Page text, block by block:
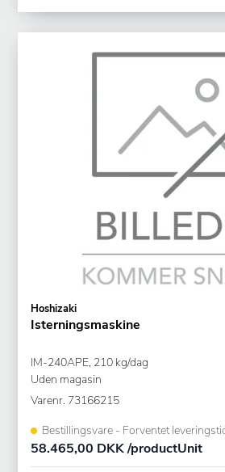
Hoshizaki
Isterningsmaskine
IM-240APE, 210 kg/dag
Uden magasin
Varenr. 73166215
Bestillingsvare - Forventet
58.465,00 DKK /productUnit